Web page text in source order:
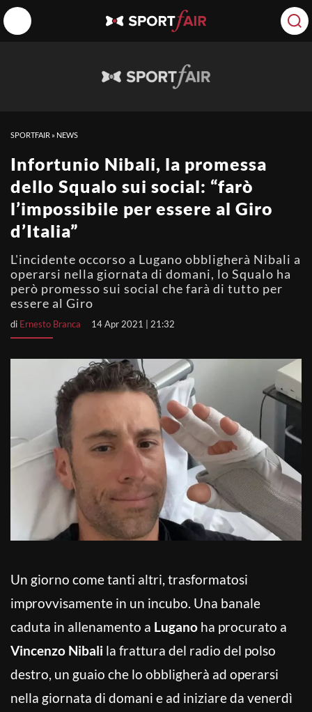
SPORTFAIR » NEWS
Infortunio Nibali, la promessa
dello Squalo sui social: “farò
l’impossibile per essere al Giro
d’Italia”
L'incidente occorso a Lugano obbligherà Nibali a
operarsi nella giornata di domani, lo Squalo ha
però promesso sui social che farà di tutto per
essere al Giro
di Ernesto Branca 14 Apr 2021 | 21:32
Un giorno come tanti altri, trasformatosi
improvvisamente in un incubo. Una banale
caduta in allenamento a Lugano ha procurato a
Vincenzo Nibali la frattura del radio del polso
destro, un guaio che lo obbligherà ad operarsi
nella giornata di domani e ad iniziare da venerdì